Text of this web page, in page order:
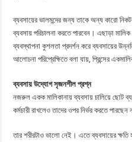
ব্যবসায়ের ভালমন্দের জন্য তাকে অন্য কারো নিকট
ব্যবসায় পরিচালনা করতে পারবেন। এছাড়া
ব্যবস্থাপনা কুশলতা প্রদর্শন করে ব্যবসায়ের
আলোচনা পরিপ্রেক্ষিতে বলা যায়, প্রিন্সের
ব্যবসায় উদ্যোগ সৃজনশীল প্রশ্ন
নজরুল একক মালিকানায় ব্যবসায় চালিয়ে ছোট
কর্মচারী রাখলেও তাদের ওপর নির্ভর করতে পারছেন
তার শরীরটাও ভালো নেই। এতে ব্যবসায়ের